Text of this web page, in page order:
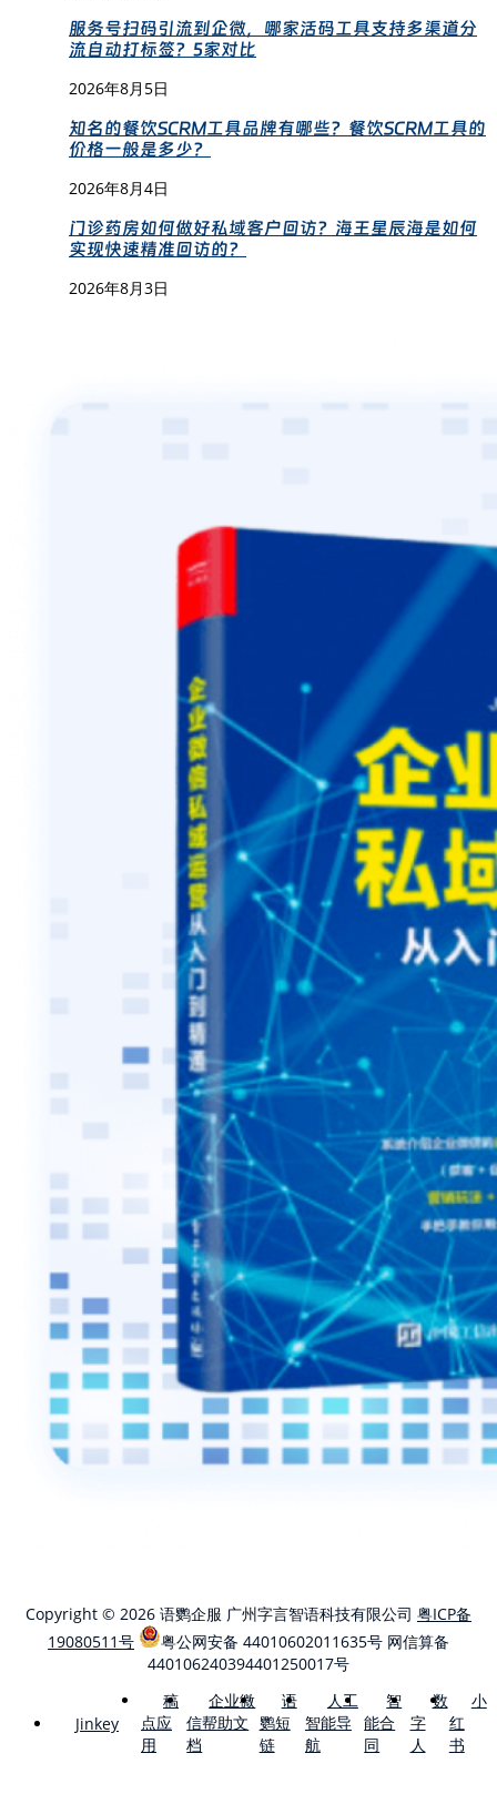
服务号扫码引流到企微，哪家活码工具支持多渠道分
流自动打标签？5家对比
2026年8月5日
知名的餐饮SCRM工具品牌有哪些？餐饮SCRM工具的
价格一般是多少？
2026年8月4日
门诊药房如何做好私域客户回访？海王星辰海是如何
实现快速精准回访的？
2026年8月3日
Copyright © 2026 语鹦企服 广州字言智语科技有限公司 粤ICP备
19080511号
粤公网安备 44010602011635号 网信算备
440106240394401250017号
Jinkey
稿
点应
用
企业微
信帮助文
档
语
鹦短
链
人工
智能导
航
智
能合
同
数
字
人
小
红
书